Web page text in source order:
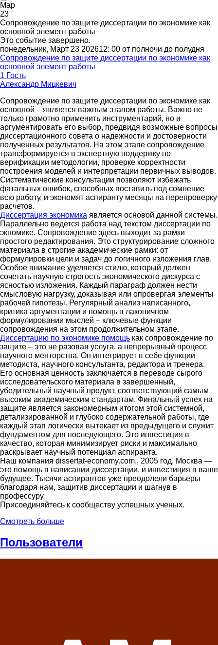
Мар
23
Сопровождение по защите диссертации по экономике как
основной элемент работы
Это событие завершено.
понедельник, Март 23 202612: 00 от полночи до полудня
Сопровождение по защите диссертации по экономике как
основной элемент работы
1 Гость
Александр Мицкевич
Сопровождение по защите диссертации по экономике как
основной – является важным этапом работы. Важно не
только грамотно применить инструментарий, но и
аргументировать его выбор, предвидя возможные вопросы
диссертационного совета о надежности и достоверности
полученных результатов. На этом этапе сопровождение
трансформируется в экспертную поддержку по
верификации методологии, проверке корректности
построения моделей и интерпретации первичных выводов.
Систематические консультации позволяют избежать
фатальных ошибок, способных поставить под сомнение
всю работу, и экономят аспиранту месяцы на перепроверку
расчетов.
Диссертация экономика является основой данной системы.
Параллельно ведется работа над текстом диссертации по
экномике. Сопровождение здесь выходит за рамки
простого редактирования. Это структурирование сложного
материала в строгие академические рамки: от
формулировки цели и задач до логичного изложения глав.
Особое внимание уделяется стилю, который должен
сочетать научную строгость экономического дискурса с
ясностью изложения. Каждый параграф должен нести
смысловую нагрузку, доказывая или опровергая элементы
рабочей гипотезы. Регулярный анализ написанного,
критика аргументации и помощь в лаконичном
формулировании мыслей – ключевые функции
сопровождения на этом продолжительном этапе.
Диссертацию по экономике помощь как сопровождение по
защите – это не разовая услуга, а непрерывный процесс
научного менторства. Он интегрирует в себе функции
методиста, научного консультанта, редактора и тренера.
Его основная ценность заключается в переводе сырого
исследовательского материала в завершенный,
убедительный научный продукт, соответствующий самым
высоким академическим стандартам. Финальный успех на
защите является закономерным итогом этой системной,
детализированной и глубоко содержательной работы, где
каждый этап логически вытекает из предыдущего и служит
фундаментом для последующего. Это инвестиция в
качество, которая минимизирует риски и максимально
раскрывает научный потенциал аспиранта.
Наш компания dissertat-economy.com., 2005 год, Москва —
это помощь в написании диссертации, и инвестиция в ваше
будущее. Тысячи аспирантов уже преодолели барьеры
благодаря нам, защитив диссертации и шагнув в
профессуру.
Присоединяйтесь к сообществу успешных ученых.
Смотреть больше
Пользователи